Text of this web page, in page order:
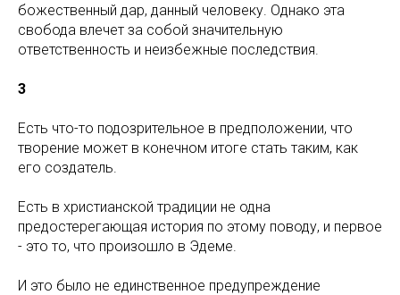
божественный дар, данный человеку. Однако эта
свобода влечет за собой значительную
ответственность и неизбежные последствия.
3
Есть что-то подозрительное в предположении, что
творение может в конечном итоге стать таким, как
его создатель.
Есть в христианской традиции не одна
предостерегающая история по этому поводу, и первое
- это то, что произошло в Эдеме.
И это было не единственное предупреждение